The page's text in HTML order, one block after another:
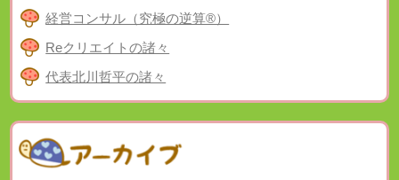
経営コンサル（究極の逆算®）
Reクリエイトの諸々
代表北川哲平の諸々